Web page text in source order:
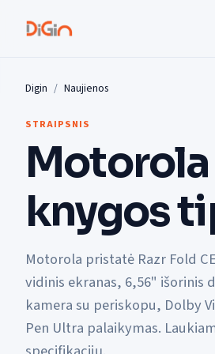
Digin Naujienos
STRAIPSNIS
Motorola
knygos
Motorola pristatė Razr Fold
vidinis ekranas, 6,56" išorinis
kamera su periskopu, Dolby
Pen Ultra palaikymas.